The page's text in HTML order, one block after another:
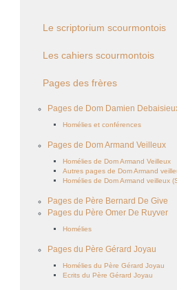
Le scriptorium scourmontois
Les cahiers scourmontois
Pages des frères
Pages de Dom Damien
Homélies et conférences
Pages de Dom Armand Veilleux
Homélies de Dom Armand Veilleux
Autres pages de Dom Armand
Homélies de Dom Armand veilleux
Pages de Père Bernard De Give
Pages du Père Omer De Ruyver
Homélies
Pages du Père Gérard Joyau
Homélies du Père Gérard Joyau
Ecrits du Père Gérard Joyau